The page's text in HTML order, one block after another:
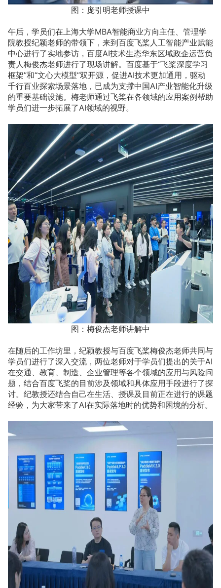
图：庞引明老师授课中
午后，学员们在上海大学MBA智能商业方向主任、管理学
院教授纪颖老师的带领下，来到百度飞桨人工智能产业赋能
中心进行了实地参访，百度AI技术生态华东区域政企运营负
责人梅俊杰老师进行了现场讲解。百度基于“飞桨深度学习
框架”和“文心大模型”双开源，促进AI技术更加通用，驱动
千行百业探索场景落地，已成为支撑中国AI产业智能化升级
的重要基础设施。梅老师通过飞桨在各领域的应用案例帮助
学员们进一步拓展了AI领域的视野。
图：梅俊杰老师讲解中
在随后的工作坊里，纪颖教授与百度飞桨梅俊杰老师共同与
学员们进行了深入交流，两位老师对于学员们提出的关于AI
在交通、教育、制造、企业管理等各个领域的应用与风险问
题，结合百度飞桨的目前涉及领域和具体应用手段进行了探
讨。纪教授还结合自己在生活、授课及目前正在进行的课题
经验，为大家带来了AI在实际落地时的优势和困境的分析。